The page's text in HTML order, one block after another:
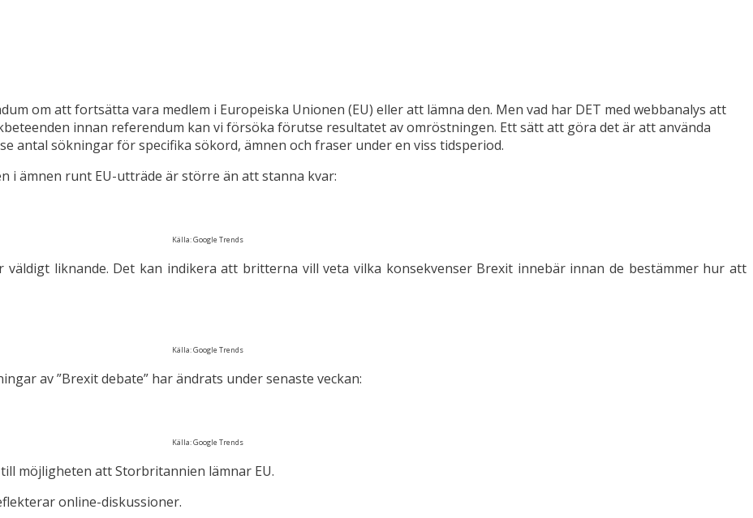
om att fortsätta vara medlem i Europeiska Unionen (EU) eller att lämna den. Men vad har DET med webbanalys att
innan referendum kan vi försöka förutse resultatet av omröstningen. Ett sätt att göra det är att använda
antal sökningar för specifika sökord, ämnen och fraser under en viss tidsperiod.
i ämnen runt EU-utträde är större än att stanna kvar:
Källa: Google Trends
liknande. Det kan indikera att britterna vill veta vilka konsekvenser Brexit innebär innan de bestämmer hur att
Källa: Google Trends
av ”Brexit debate” har ändrats under senaste veckan:
Källa: Google Trends
möjligheten att Storbritannien lämnar EU.
online-diskussioner.